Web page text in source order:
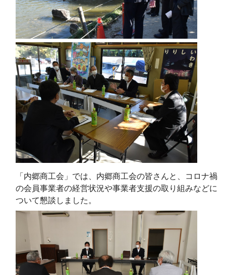
「内郷商工会」では、内郷商工会の皆さんと、コロナ禍
の会員事業者の経営状況や事業者支援の取り組みなどに
ついて懇談しました。